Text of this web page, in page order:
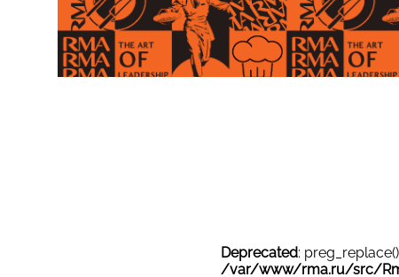
Deprecated:
/var/www/rma.ru/src/